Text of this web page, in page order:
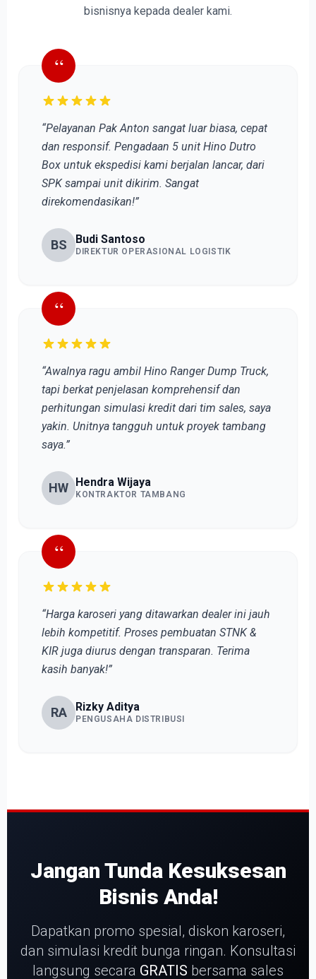
bisnisnya kepada dealer kami.
“
“Pelayanan Pak Anton sangat luar biasa, cepat
dan responsif. Pengadaan 5 unit Hino Dutro
Box untuk ekspedisi kami berjalan lancar, dari
SPK sampai unit dikirim. Sangat
direkomendasikan!”
BS Budi Santoso
DIREKTUR OPERASIONAL LOGISTIK
“
“Awalnya ragu ambil Hino Ranger Dump Truck,
tapi berkat penjelasan komprehensif dan
perhitungan simulasi kredit dari tim sales, saya
yakin. Unitnya tangguh untuk proyek tambang
saya.”
HW Hendra Wijaya
KONTRAKTOR TAMBANG
“
“Harga karoseri yang ditawarkan dealer ini jauh
lebih kompetitif. Proses pembuatan STNK &
KIR juga diurus dengan transparan. Terima
kasih banyak!”
RA Rizky Aditya
PENGUSAHA DISTRIBUSI
Jangan Tunda Kesuksesan
Bisnis Anda!
Dapatkan promo spesial, diskon karoseri,
dan simulasi kredit bunga ringan. Konsultasi
langsung secara GRATIS bersama sales